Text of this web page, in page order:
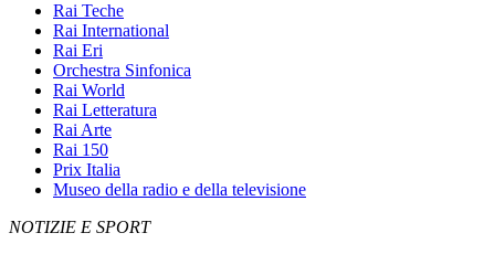
Rai Teche
Rai International
Rai Eri
Orchestra Sinfonica
Rai World
Rai Letteratura
Rai Arte
Rai 150
Prix Italia
Museo della radio e della televisione
NOTIZIE E SPORT